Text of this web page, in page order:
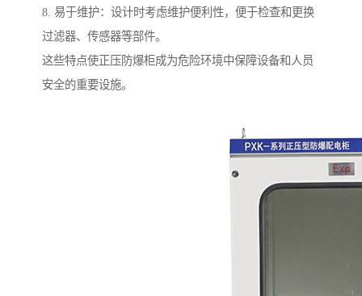
8. 易于维护：设计时考虑维护便利性，便于检查和更换
过滤器、传感器等部件。
这些特点使正压防爆柜成为危险环境中保障设备和人员
安全的重要设施。